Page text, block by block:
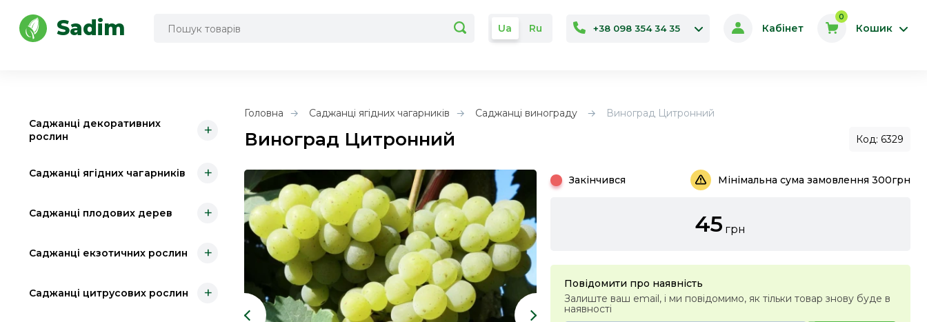
Sadim Ua Ru +38 098 354 34 35 Кабінет
0
Кошик
Саджанці декоративних
рослин
+
Саджанці ягідних чагарників +
Саджанці плодових дерев +
Саджанці екзотичних рослин +
Саджанці цитрусових рослин +
Головна Саджанці ягідних чагарників Саджанці винограду Виноград Цитронний
Виноград Цитронний Код: 6329
Закінчився Мінімальна сума замовлення 300грн
45 грн
Повідомити про наявність
Залиште ваш email, і ми повідомимо, як тільки товар знову буде в
наявності